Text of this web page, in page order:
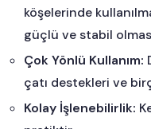
köşelerinde
güçlü ve stabil
Çok Yönlü Kullanım:
çatı destekleri ve
Kolay İşlenebilirlik: